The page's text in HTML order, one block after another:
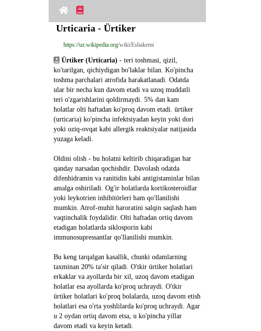
Urticaria - Ürtiker
https://uz.wikipedia.org/wiki/Eshakemi
Ürtiker (Urticaria) - teri toshmasi, qizil,
ko'tarilgan, qichiydigan bo'laklar bilan. Ko'pincha
toshma parchalari atrofida harakatlanadi. Odatda
ular bir necha kun davom etadi va uzoq muddatli
teri o'zgarishlarini qoldirmaydi. 5% dan kam
holatlar olti haftadan ko'proq davom etadi. ürtiker
(urticaria) ko'pincha infektsiyadan keyin yoki dori
yoki oziq-ovqat kabi allergik reaktsiyalar natijasida
yuzaga keladi.
Oldini olish - bu holatni keltirib chiqaradigan har
qanday narsadan qochishdir. Davolash odatda
difenhidramin va ranitidin kabi antigistaminlar bilan
amalga oshiriladi. Og'ir holatlarda kortikosteroidlar
yoki leykotrien inhibitörleri ham qo'llanilishi
mumkin. Atrof-muhit haroratini salqin saqlash ham
vaqtinchalik foydalidir. Olti haftadan ortiq davom
etadigan holatlarda siklosporin kabi
immunosupressantlar qo'llanilishi mumkin.
Bu keng tarqalgan kasallik, chunki odamlarning
taxminan 20% ta'sir qiladi. O'tkir ürtiker holatlari
erkaklar va ayollarda bir xil, uzoq davom etadigan
holatlar esa ayollarda ko'proq uchraydi. O'tkir
ürtiker holatlari ko'proq bolalarda, uzoq davom etish
holatlari esa o'rta yoshlilarda ko'proq uchraydi. Agar
u 2 oydan ortiq davom etsa, u ko'pincha yillar
davom etadi va keyin ketadi.